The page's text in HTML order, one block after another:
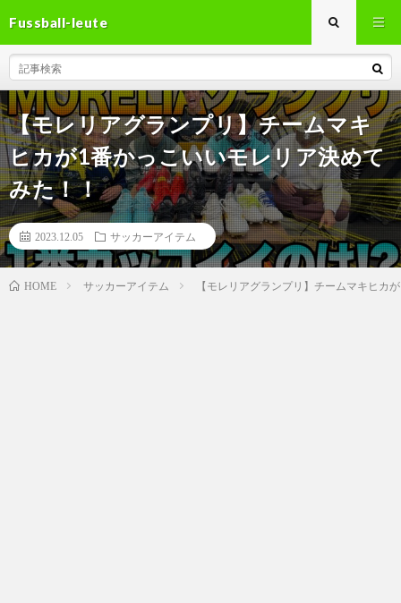
Fussball-leute
【モレリアグランプリ】チームマキ
ヒカが1番かっこいいモレリア決めて
みた！！
2023.12.05 サッカーアイテム
HOME サッカーアイテム 【モレリアグランプリ】チームマキヒカ